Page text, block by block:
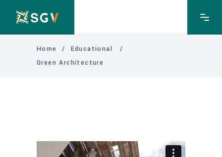
Home / Educational
/
Green Architecture